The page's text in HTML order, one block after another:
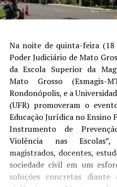
Na noite de quinta-feira (18
Poder Judiciário de Mato
da Escola Superior da
Mato Grosso
Rondonópolis, e a
(UFR) promoveram o
Educação Jurídica no Ensino
Instrumento de
Violência nas
magistrados, docentes,
sociedade civil em um
soluções concretas